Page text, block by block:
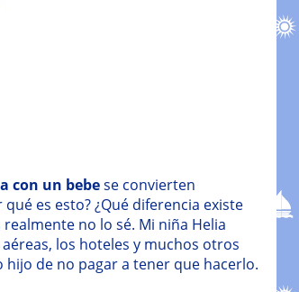
con un bebese convierten
qué es esto? ¿Qué diferencia existe
no lo sé. Mi niña Helia
los hoteles y muchos otros
de no pagar a tener que hacerlo.